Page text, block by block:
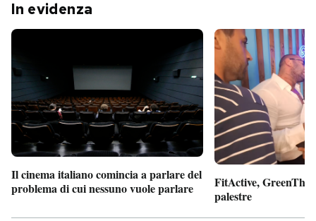
In evidenza
Il cinema italiano comincia a parlare del
problema di cui nessuno vuole parlare
FitActive,
palestre